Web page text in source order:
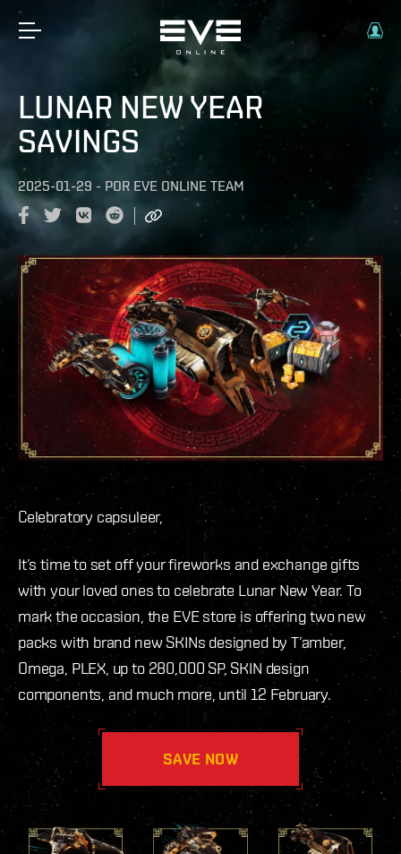
LUNAR NEW YEAR
SAVINGS
2025-01-29 - POR EVE ONLINE TEAM
Celebratory capsuleer,
It’s time to set off your fireworks and exchange gifts
with your loved ones to celebrate Lunar New Year. To
mark the occasion, the EVE store is offering two new
packs with brand new SKINs designed by T’amber,
Omega, PLEX, up to 280,000 SP, SKIN design
components, and much more, until 12 February.
SAVE NOW